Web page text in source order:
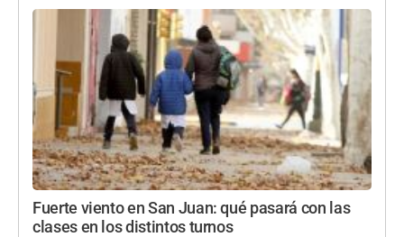
Fuerte viento en San Juan: qué pasará con las
clases en los distintos turnos